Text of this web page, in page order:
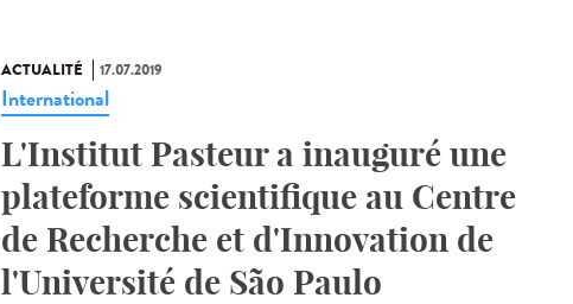
ACTUALITÉ 17.07.2019
International
L'Institut Pasteur a inauguré une
plateforme scientifique au Centre
de Recherche et d'Innovation de
l'Université de São Paulo